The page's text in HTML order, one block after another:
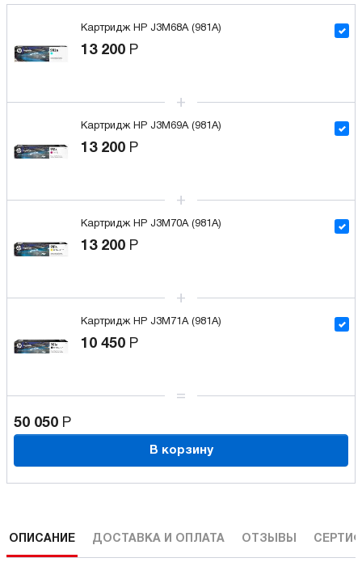
Картридж HP J3M68A (981A)
13 200 Р
Картридж HP J3M69A (981A)
13 200 Р
Картридж HP J3M70A (981A)
13 200 Р
Картридж HP J3M71A (981A)
10 450 Р
50 050 Р
В корзину
ОПИСАНИЕ ДОСТАВКА И ОПЛАТА ОТЗЫВЫ